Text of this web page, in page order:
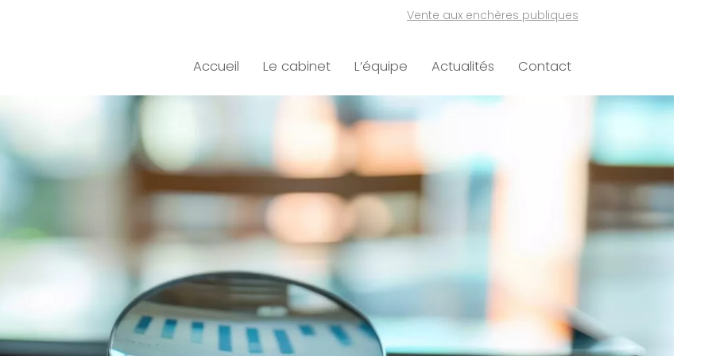
Accueil Le cabinet L’équipe Actualités Contact
Vente aux enchères publiques